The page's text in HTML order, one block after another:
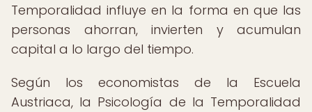
Temporalidad influye en la forma en que las
personas ahorran, invierten y acumulan
capital a lo largo del tiempo.
Según los economistas de la Escuela
Austriaca, la Psicología de la Temporalidad